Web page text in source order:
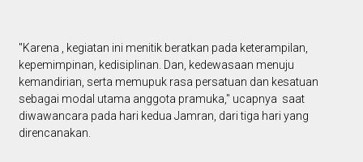
"Karena , kegiatan ini menitik beratkan pada keterampilan,
kepemimpinan, kedisiplinan. Dan, kedewasaan menuju
kemandirian, serta memupuk rasa persatuan dan kesatuan
sebagai modal utama anggota pramuka," ucapnya saat
diwawancara pada hari kedua Jamran, dari tiga hari yang
direncanakan.